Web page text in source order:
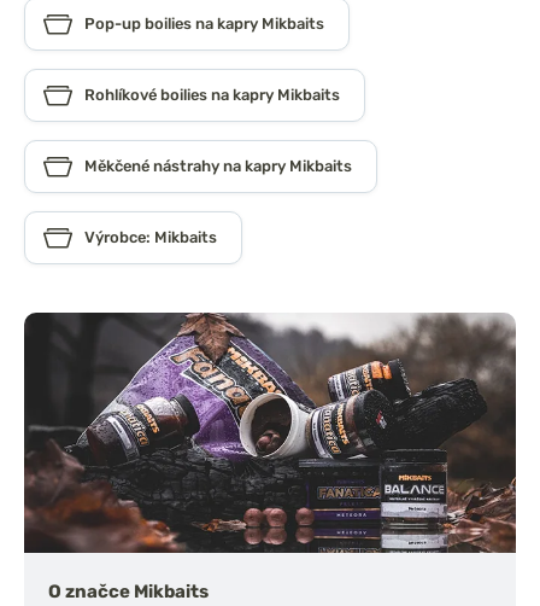
Pop-up boilies na kapry Mikbaits
Rohlíkové boilies na kapry Mikbaits
Měkčené nástrahy na kapry Mikbaits
Výrobce: Mikbaits
O značce Mikbaits